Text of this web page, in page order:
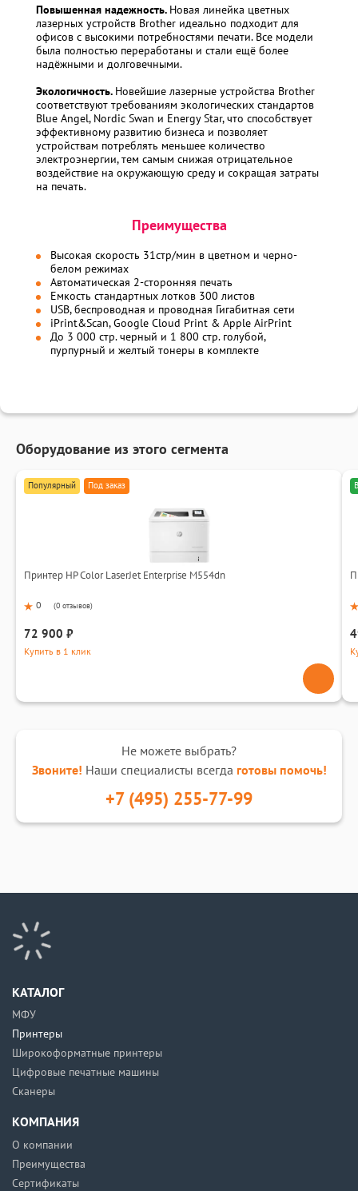
Повышенная надежность. Новая линейка цветных
лазерных устройств Brother идеально подходит для
офисов с высокими потребностями печати. Все модели
была полностью переработаны и стали ещё более
надёжными и долговечными.
Экологичность. Новейшие лазерные устройства Brother
соответствуют требованиям экологических стандартов
Blue Angel, Nordic Swan и Energy Star, что способствует
эффективному развитию бизнеса и позволяет
устройствам потреблять меньшее количество
электроэнергии, тем самым снижая отрицательное
воздействие на окружающую среду и сокращая затраты
на печать.
Преимущества
Высокая скорость 31стр/мин в цветном и черно-
белом режимах
Автоматическая 2-сторонняя печать
Емкость стандартных лотков 300 листов
USB, беспроводная и проводная Гигабитная сети
iPrint&Scan, Google Cloud Print & Apple AirPrint
До 3 000 стр. черный и 1 800 стр. голубой,
пурпурный и желтый тонеры в комплекте
Оборудование из этого сегмента
Популярный Под заказ
Принтер HP Color LaserJet Enterprise M554dn
0 (0 отзывов)
72 900 ₽
Купить в 1 клик
Не можете выбрать?
Звоните! Наши специалисты всегда готовы помочь!
+7 (495) 255-77-99
КАТАЛОГ
МФУ
Принтеры
Широкоформатные принтеры
Цифровые печатные машины
Сканеры
КОМПАНИЯ
О компании
Преимущества
Сертификаты